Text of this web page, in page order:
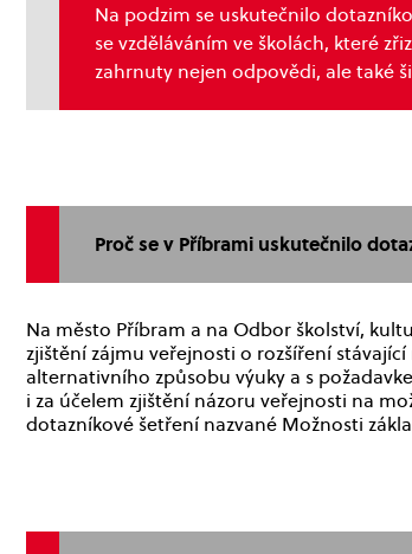
Na podzim se uskutečnilo
se vzděláváním ve školách, které
zahrnuty nejen odpovědi, ale také
Proč se v Příbrami uskutečnilo
Na město Příbram a na Odbor školství,
zjištění zájmu veřejnosti o rozšíření
alternativního způsobu výuky a s
i za účelem zjištění názoru veřejnosti na
dotazníkové šetření nazvané Možnosti